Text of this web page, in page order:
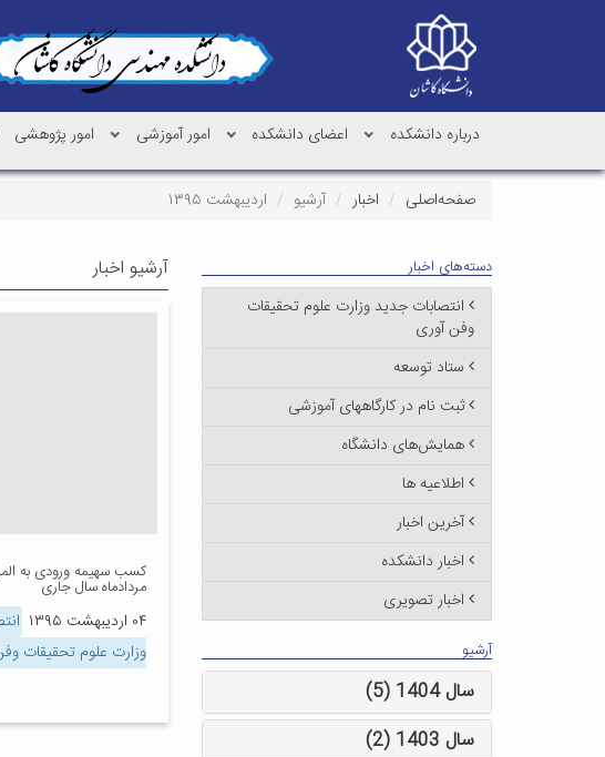
درباره دانشکده اعضای دانشکده امور آموزشی امور پژوهشی
صفحه‌اصلی اخبار آرشیو اردیبهشت ۱۳۹۵
آرشیو اخبار
کسب سهیمه ورودی به
مردادماه سال جاری
۰۴ اردیبهشت ۱۳۹۵
وزارت علوم تحقیقات
دسته‌های اخبار
انتصابات جدید وزارت علوم تحقیقات
وفن آوری
ستاد توسعه
ثبت نام در کارگاههای آموزشی
همایش‌های دانشگاه
اطلاعیه ها
آخرین اخبار
اخبار دانشکده
اخبار تصویری
آرشیو
سال 1404 (5)
سال 1403 (2)